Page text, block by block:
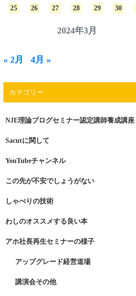
2024年3月
25 26 27 28 29 30
« 2月 4月 »
カテゴリー
NJE理論ブログセミナー認定講師養成講座
Sacutに関して
YouTubeチャンネル
この先が不安でしょうがない
しゃべりの技術
わしのオススメする良い本
アホ社長再生セミナーの様子
アップグレード経営道場
講演会その他